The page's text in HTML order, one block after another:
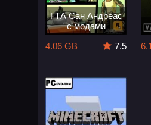
ГТА Сан Андреас
с модами
4.06 GB
7.5